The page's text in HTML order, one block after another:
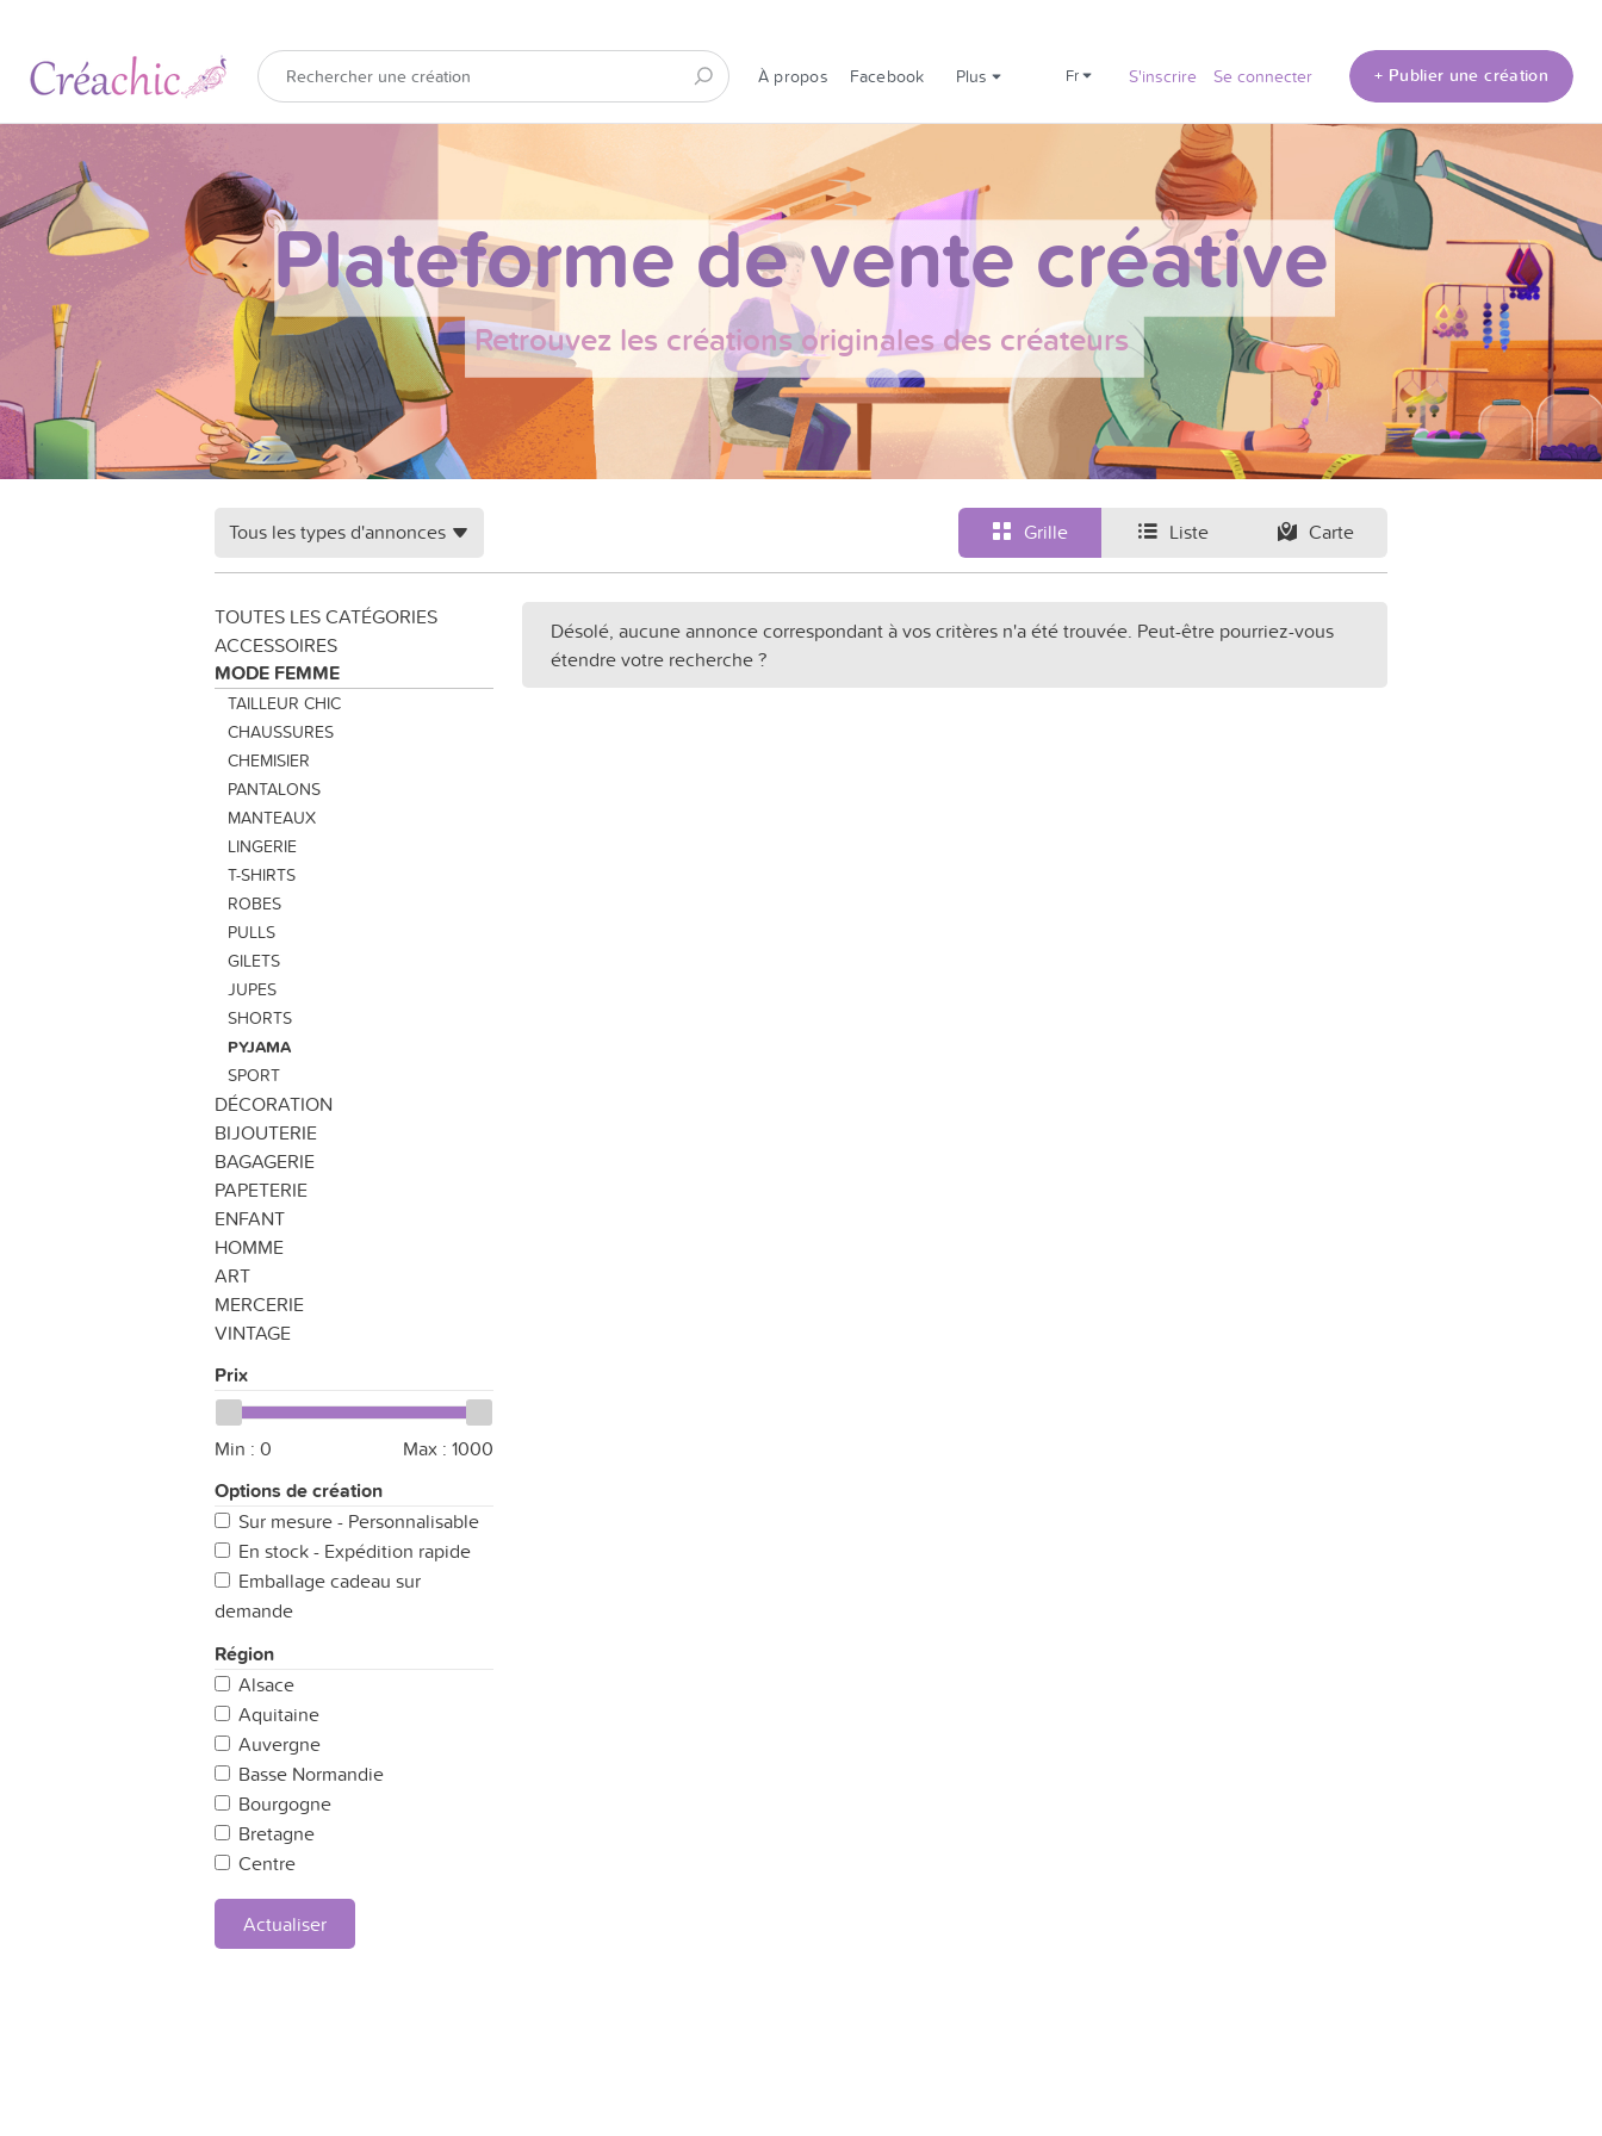
À propos Facebook Plus fr S'inscrire Se connecter + Publier une création
Plateforme de vente créative
Retrouvez les créations originales des créateurs
Grille Liste Carte
Tous les types d'annonces
TOUTES LES CATÉGORIES
ACCESSOIRES
MODE FEMME
TAILLEUR CHIC
CHAUSSURES
CHEMISIER
PANTALONS
MANTEAUX
LINGERIE
T-SHIRTS
ROBES
PULLS
GILETS
JUPES
SHORTS
PYJAMA
SPORT
DÉCORATION
BIJOUTERIE
BAGAGERIE
PAPETERIE
ENFANT
HOMME
ART
MERCERIE
VINTAGE
Prix
Min : 0 Max : 1000
Options de création
Sur mesure - Personnalisable
En stock - Expédition rapide
Emballage cadeau sur
demande
Région
Alsace
Aquitaine
Auvergne
Basse Normandie
Bourgogne
Bretagne
Centre
Champagne Ardennes
Corse
Franche Comté
Actualiser
Désolé, aucune annonce correspondant à vos critères n'a été trouvée. Peut-être pourriez-vous
étendre votre recherche ?